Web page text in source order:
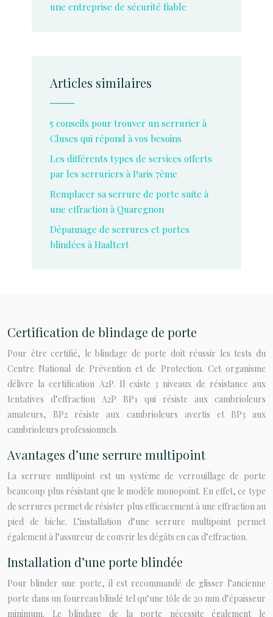
une entreprise de sécurité fiable
Articles similaires
5 conseils pour trouver un serrurier à
Cluses qui répond à vos besoins
Les différents types de services offerts
par les serruriers à Paris 7ème
Remplacer sa serrure de porte suite à
une effraction à Quaregnon
Dépannage de serrures et portes
blindées à Haaltert
Certification de blindage de porte
Pour être certifié, le blindage de porte doit réussir les tests du
Centre National de Prévention et de Protection. Cet organisme
délivre la certification A2P. Il existe 3 niveaux de résistance aux
tentatives d’effraction A2P BP1 qui résiste aux cambrioleurs
amateurs, BP2 résiste aux cambrioleurs avertis et BP3 aux
cambrioleurs professionnels.
Avantages d’une serrure multipoint
La serrure multipoint est un système de verrouillage de porte
beaucoup plus résistant que le modèle monopoint. En effet, ce type
de serrures permet de résister plus efficacement à une effraction au
pied de biche. L’installation d’une serrure multipoint permet
également à l’assureur de couvrir les dégâts en cas d’effraction.
Installation d’une porte blindée
Pour blinder une porte, il est recommandé de glisser l’ancienne
porte dans un fourreau blindé tel qu’une tôle de 20 mm d’épaisseur
minimum. Le blindage de la porte nécessite également le